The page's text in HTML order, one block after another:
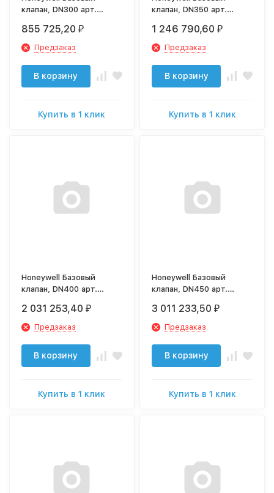
клапан, DN300 арт.
855 725,20 ₽
Предзаказ
В корзину
Купить в 1 клик
клапан, DN350 арт.
1 246 790,60 ₽
Предзаказ
В корзину
Купить в 1 клик
Honeywell Базовый
клапан, DN400 арт.
2 031 253,40 ₽
Предзаказ
В корзину
Купить в 1 клик
Honeywell Базовый
клапан, DN450 арт.
3 011 233,50 ₽
Предзаказ
В корзину
Купить в 1 клик